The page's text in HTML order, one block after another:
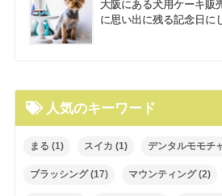
大阪にある犬用ケーキ販
に思い出に残る記念日に
人気のキーワード
まる (1) スイカ (1) デンタルモモチ
ブラッシング(17) マウンティング(2)